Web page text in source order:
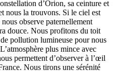
Virginie
d’Orion, sa ceinture et
nous la trouvons. Si le ciel est
observe paternellement
douce. Nous profitons du toit
pollution lumineuse pour nous
plus mince avec
permettent d’observer à l’œil
Nous tirons une sérénité